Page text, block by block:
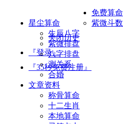
星尘算命
关闭历史
『登录』
『35秒免费注册』
免费算命
紫微斗数
生辰八字
紫微排盘
八字排盘
测关系
合婚
文章资料
称骨算命
十二生肖
本地算命